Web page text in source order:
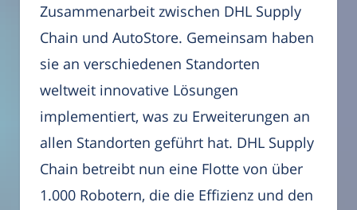
Zusammenarbeit zwischen DHL Supply
Chain und AutoStore. Gemeinsam haben
sie an verschiedenen Standorten
weltweit innovative Lösungen
implementiert, was zu Erweiterungen an
allen Standorten geführt hat. DHL Supply
Chain betreibt nun eine Flotte von über
1.000 Robotern, die die Effizienz und den